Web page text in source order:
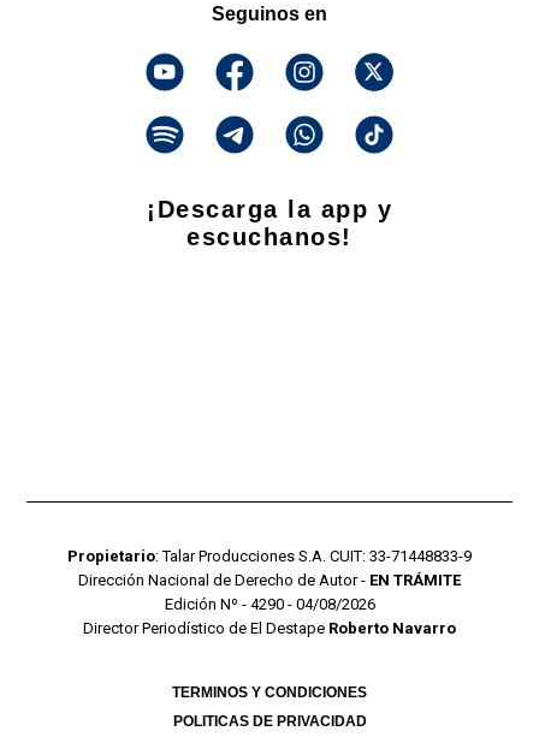
Seguinos en
¡Descarga la app y
escuchanos!
Propietario: Talar Producciones S.A. CUIT: 33-71448833-9
Dirección Nacional de Derecho de Autor - EN TRÁMITE
Edición Nº - 4290 - 04/08/2026
Director Periodístico de El Destape Roberto Navarro
TERMINOS Y CONDICIONES
POLITICAS DE PRIVACIDAD